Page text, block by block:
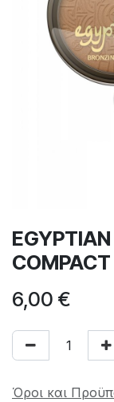
COMPACT
6,00 €
Όροι και